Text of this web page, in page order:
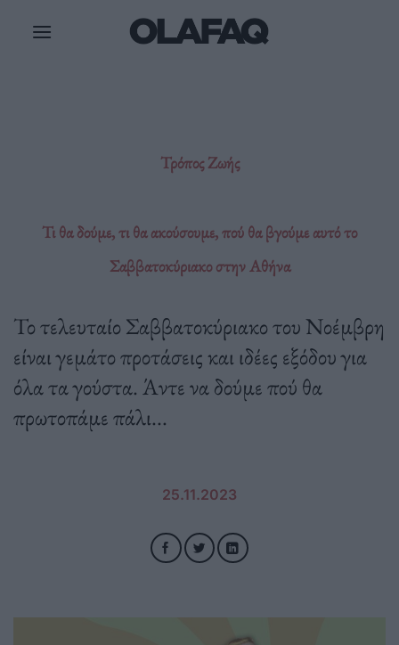
Τρόπος Ζωής
Τι θα δούμε, τι θα ακούσουμε, πού θα βγούμε αυτό το
Σαββατοκύριακο στην Αθήνα
Το τελευταίο Σαββατοκύριακο του Νοέμβρη
είναι γεμάτο προτάσεις και ιδέες εξόδου για
όλα τα γούστα. Άντε να δούμε πού θα
πρωτοπάμε πάλι...
25.11.2023